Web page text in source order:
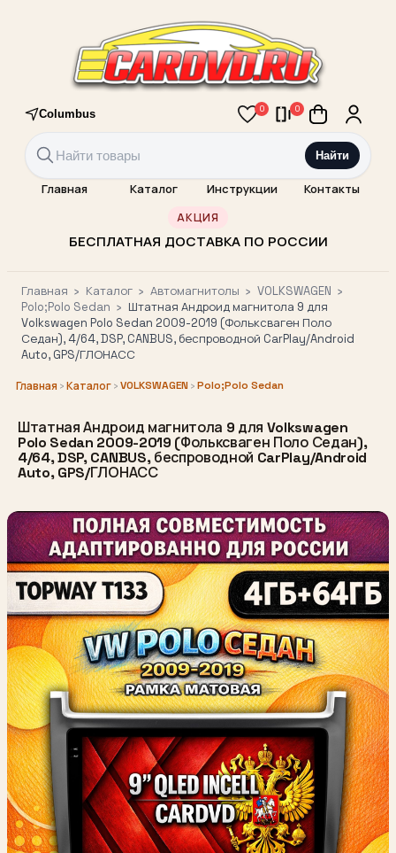
Columbus 0 0
Найти
Главная Каталог Инструкции Контакты
АКЦИЯ
БЕСПЛАТНАЯ ДОСТАВКА ПО РОССИИ
Главная › Каталог › Автомагнитолы › VOLKSWAGEN ›
Polo;Polo Sedan › Штатная Андроид магнитола 9 для
Volkswagen Polo Sedan 2009-2019 (Фольксваген Поло
Седан), 4/64, DSP, CANBUS, беспроводной CarPlay/Android
Auto, GPS/ГЛОНАСС
Главная ›Каталог›VOLKSWAGEN ›Polo;Polo Sedan
Штатная Андроид магнитола 9 для Volkswagen
Polo Sedan 2009-2019 (Фольксваген Поло Седан),
4/64, DSP, CANBUS, беспроводной CarPlay/Android
Auto, GPS/ГЛОНАСС